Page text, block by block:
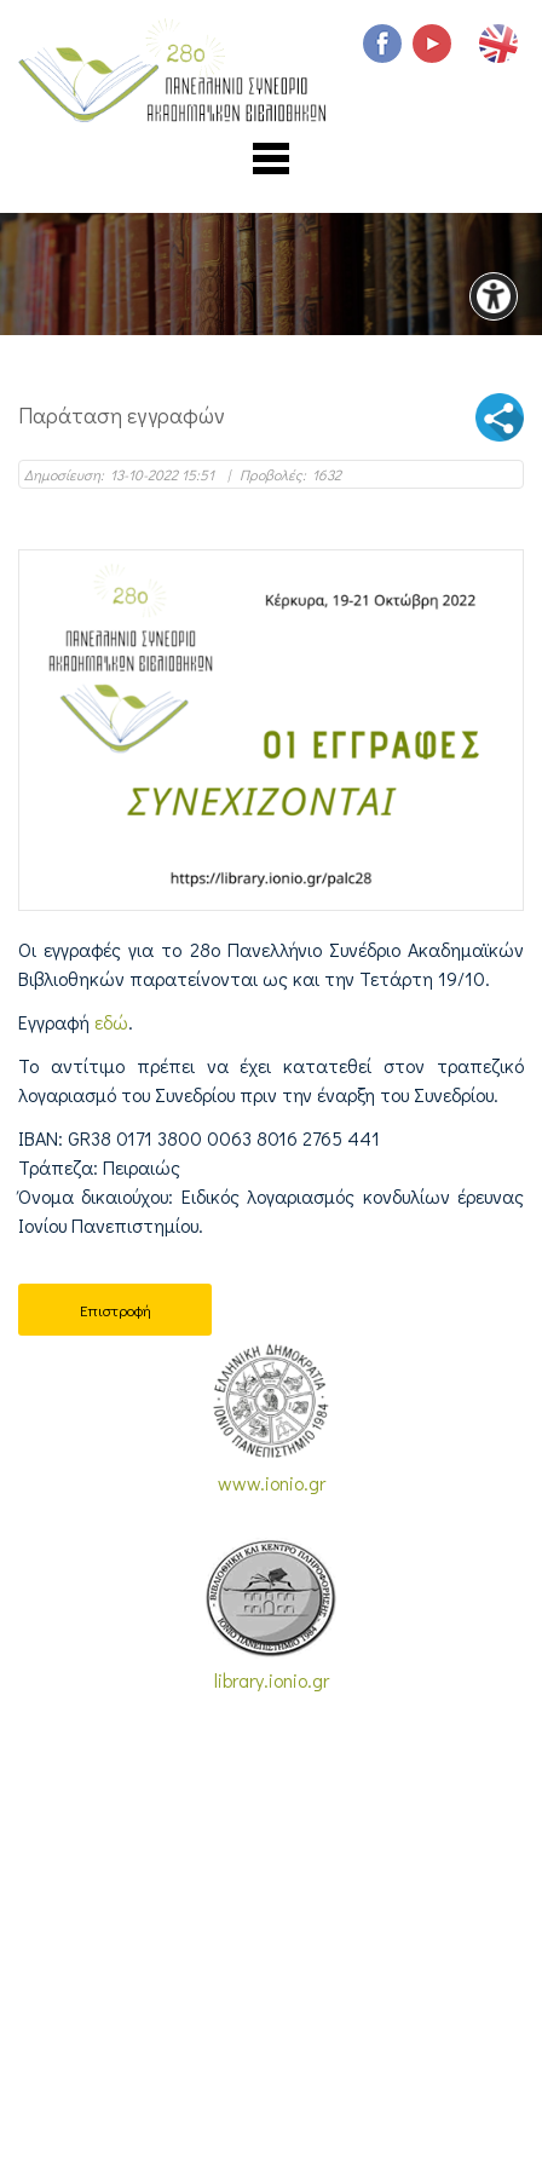
Παράταση εγγραφών
Δημοσίευση: 13-10-2022 15:51 | Προβολές: 1632
Οι εγγραφές για το 28ο Πανελλήνιο Συνέδριο Ακαδημαϊκών
Βιβλιοθηκών παρατείνονται ως και την Τετάρτη 19/10.
Εγγραφή εδώ.
Το αντίτιμο πρέπει να έχει κατατεθεί στον τραπεζικό
λογαριασμό του Συνεδρίου πριν την έναρξη του Συνεδρίου.
IBAN: GR38 0171 3800 0063 8016 2765 441
Τράπεζα: Πειραιώς
Όνομα δικαιούχου: Ειδικός λογαριασμός κονδυλίων έρευνας
Ιονίου Πανεπιστημίου.
Επιστροφή
www.ionio.gr
library.ionio.gr